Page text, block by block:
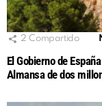
2 Compartido
El Gobierno de
Almansa de dos